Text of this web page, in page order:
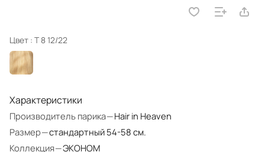
Цвет : T 8 12/22
Характеристики
Производитель парика—Hair in Heaven
Размер—стандартный 54-58 см.
Коллекция—ЭКОНОМ